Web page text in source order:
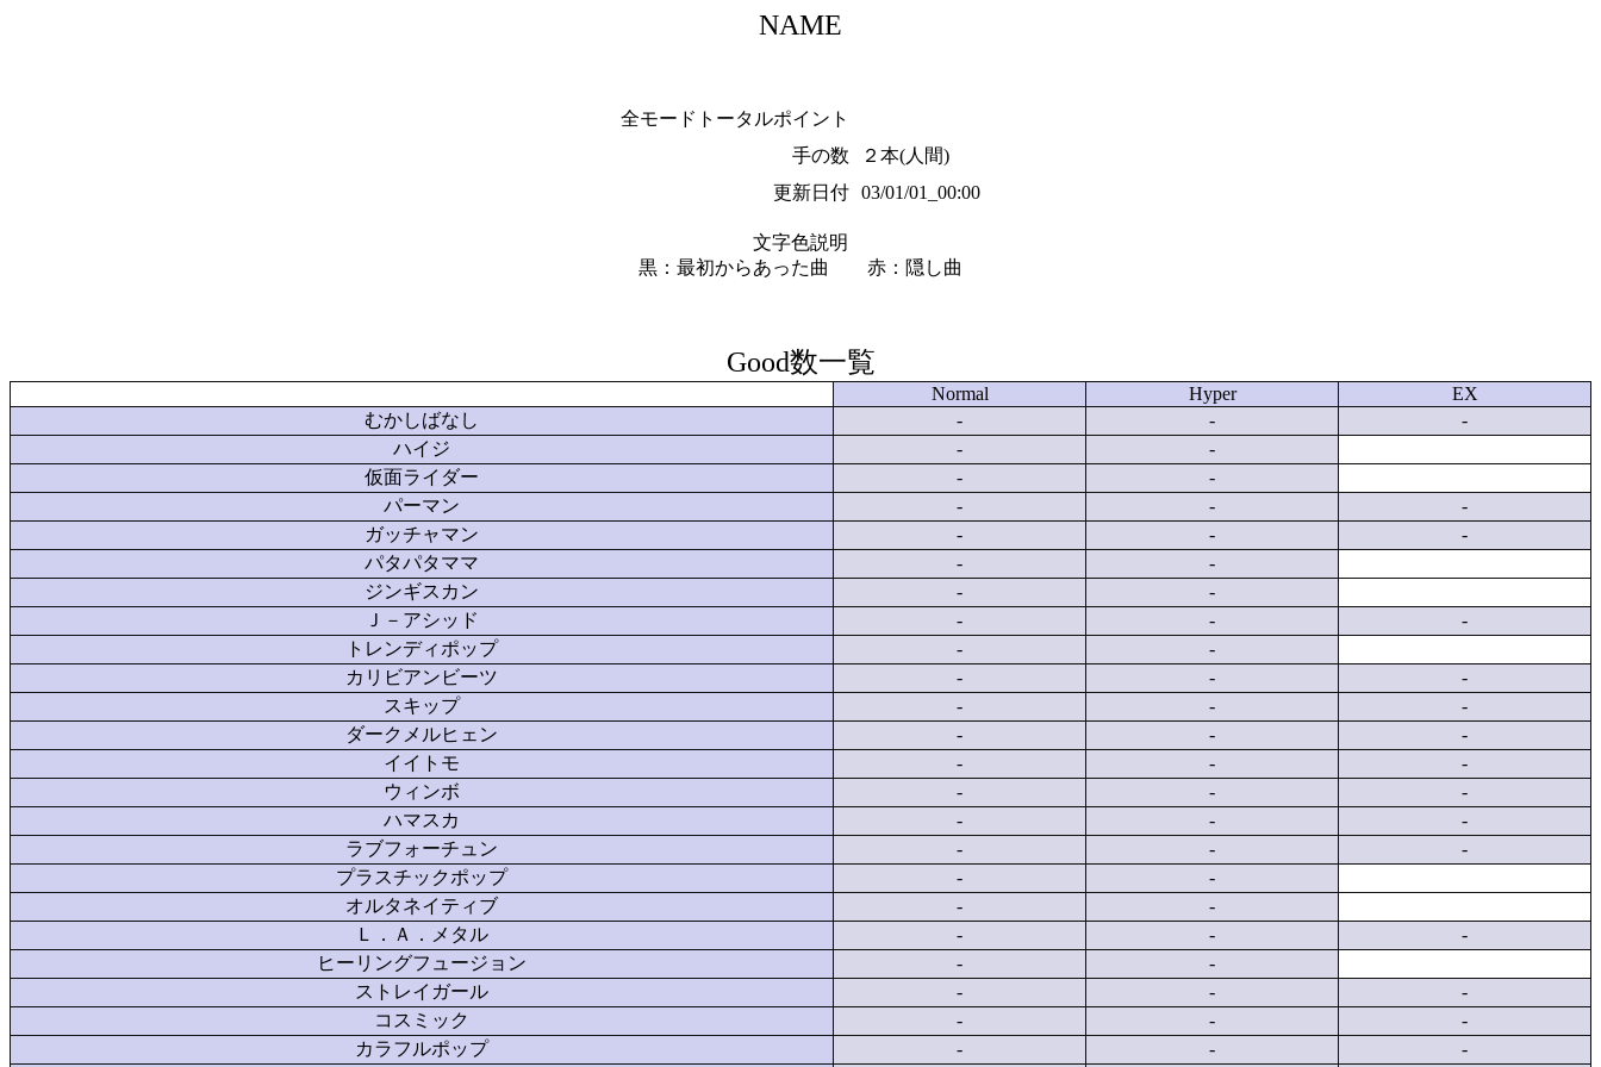
NAME
全モードトータルポイント
手の数
２本(人間)
更新日付 03/01/01_00:00
文字色説明
黒：最初からあった曲 赤：隠し曲
Good数一覧
Normal Hyper
EX
むかしばなし
- -
-
ハイジ
-
-
仮面ライダー
-
-
パーマン
- -
-
ガッチャマン
- -
-
パタパタママ
-
-
ジンギスカン
-
-
Ｊ－アシッド
- -
-
トレンディポップ
-
-
カリビアンビーツ
- -
-
スキップ
- -
-
ダークメルヒェン
- -
-
イイトモ
- -
-
ウィンボ
- -
-
ハマスカ
- -
-
ラブフォーチュン
- -
-
プラスチックポップ
-
-
オルタネイティブ
-
-
Ｌ．Ａ．メタル
- -
-
ヒーリングフュージョン
-
-
ストレイガール
- -
-
コスミック
- -
-
カラフルポップ
- - -